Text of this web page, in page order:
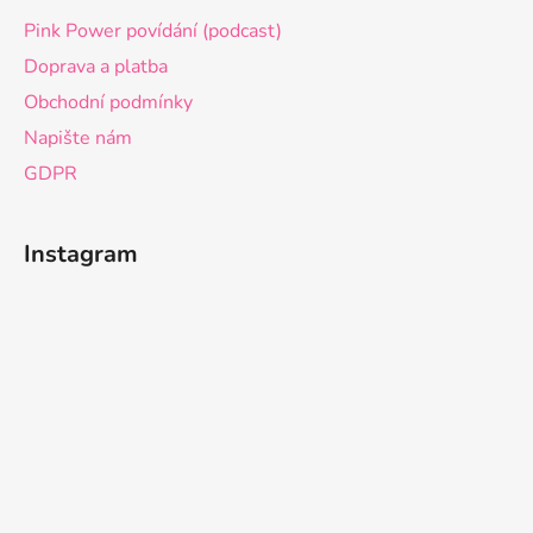
Pink Power povídání (podcast)
Doprava a platba
Obchodní podmínky
Napište nám
GDPR
Instagram